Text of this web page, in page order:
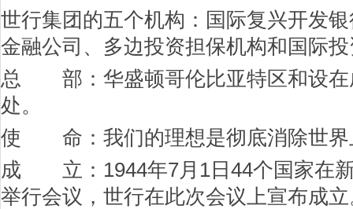
世行集团的五个机构：国际复兴开发
金融公司、多边投资担保机构和国际
总 部：华盛顿哥伦比亚特区和设在
处。
使 命：我们的理想是彻底消除世界
成 立：1944年7月1日44个国家在新
举行会议，世行在此次会议上宣布成